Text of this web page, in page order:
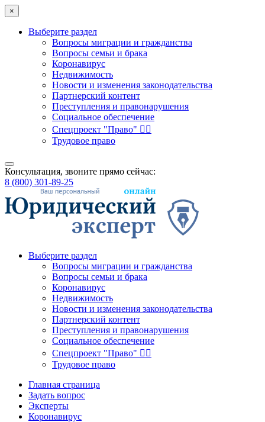
×
Выберите раздел
Вопросы миграции и гражданства
Вопросы семьи и брака
Коронавирус
Недвижимость
Новости и изменения законодательства
Партнерский контент
Преступления и правонарушения
Социальное обеспечение
Спецпроект "Право" 👮‍♂️
Трудовое право
Консультация, звоните прямо сейчас:
8 (800) 301-89-25
Выберите раздел
Вопросы миграции и гражданства
Вопросы семьи и брака
Коронавирус
Недвижимость
Новости и изменения законодательства
Партнерский контент
Преступления и правонарушения
Социальное обеспечение
Спецпроект "Право" 👮‍♂️
Трудовое право
Главная страница
Задать вопрос
Эксперты
Коронавирус